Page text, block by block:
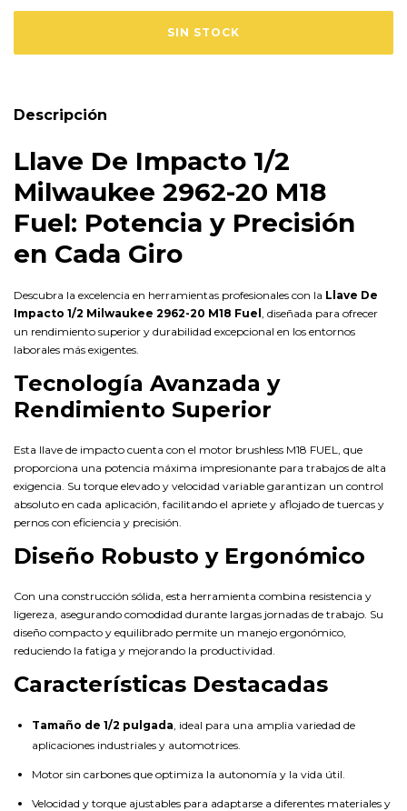
Descripción
Llave De Impacto 1/2
Milwaukee 2962-20 M18
Fuel: Potencia y Precisión
en Cada Giro
Descubra la excelencia en herramientas profesionales con la Llave De
Impacto 1/2 Milwaukee 2962-20 M18 Fuel
, diseñada para ofrecer
un rendimiento superior y durabilidad excepcional en los entornos
laborales más exigentes.
Tecnología Avanzada y
Rendimiento Superior
Esta llave de impacto cuenta con el motor brushless M18 FUEL, que
proporciona una potencia máxima impresionante para trabajos de alta
exigencia. Su torque elevado y velocidad variable garantizan un control
absoluto en cada aplicación, facilitando el apriete y aflojado de tuercas y
pernos con eficiencia y precisión.
Diseño Robusto y Ergonómico
Con una construcción sólida, esta herramienta combina resistencia y
ligereza, asegurando comodidad durante largas jornadas de trabajo. Su
diseño compacto y equilibrado permite un manejo ergonómico,
reduciendo la fatiga y mejorando la productividad.
Características Destacadas
Tamaño de 1/2 pulgada , ideal para una amplia variedad de
aplicaciones industriales y automotrices.
Motor sin carbones que optimiza la autonomía y la vida útil.
Velocidad y torque ajustables para adaptarse a diferentes materiales y